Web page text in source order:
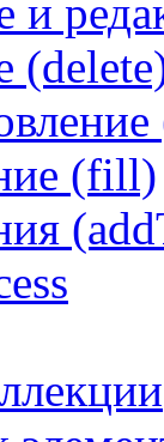
и
(fill)